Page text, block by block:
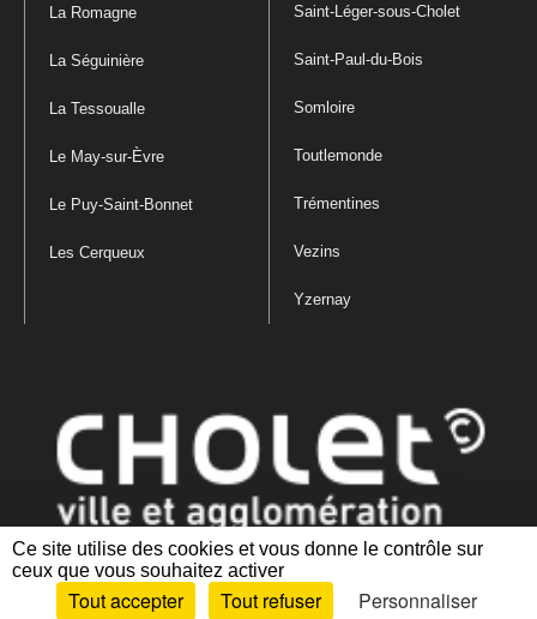
Ce site utilise des cookies et vous donne le contrôle sur
ceux que vous souhaitez activer
Tout accepter Tout refuser Personnaliser
La Romagne
La Séguinière
La Tessoualle
Le May-sur-Èvre
Le Puy-Saint-Bonnet
Les Cerqueux
Saint-Léger-sous-Cholet
Saint-Paul-du-Bois
Somloire
Toutlemonde
Trémentines
Vezins
Yzernay
Mentions légales|Politique de confidentialité
des cookies |Plan du site Accessibilité : partiellement conforme